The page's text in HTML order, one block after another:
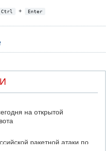
Ctrl + Enter
на открытой
ракетной атаки по